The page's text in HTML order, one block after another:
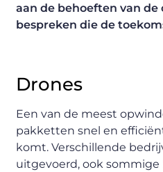
aan de behoeften van
bespreken die de
Drones
Een van de meest
pakketten snel en
komt. Verschillende
uitgevoerd, ook